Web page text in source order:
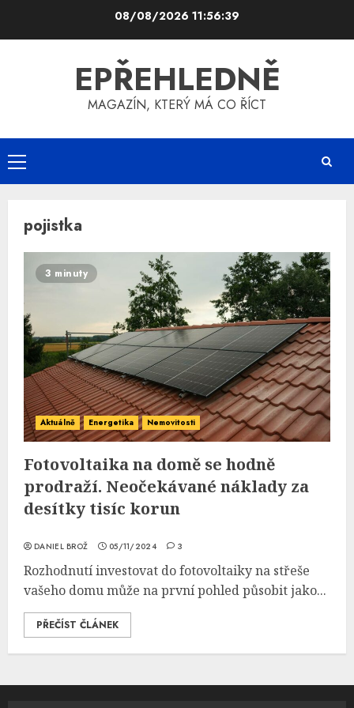
08/08/2026 11:56:40
EPŘEHLEDNĚ
MAGAZÍN, KTERÝ MÁ CO ŘÍCT
Primary
Menu
pojistka
3 minuty
Aktuálně Energetika Nemovitosti
Fotovoltaika na domě se hodně
prodraží. Neočekávané náklady za
desítky tisíc korun
DANIEL BROŽ 05/11/2024 3
Rozhodnutí investovat do fotovoltaiky na střeše
vašeho domu může na první pohled působit jako...
PŘEČÍST ČLÁNEK